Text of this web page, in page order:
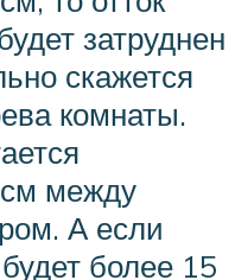
затруднен
скажется
комнаты.
между
А если
более 15